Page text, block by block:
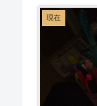
現在